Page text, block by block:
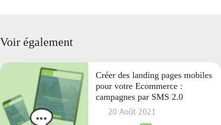
Voir également
Créer des landing pages mobiles
pour votre Ecommerce :
campagnes par SMS 2.0
20 Août 2021